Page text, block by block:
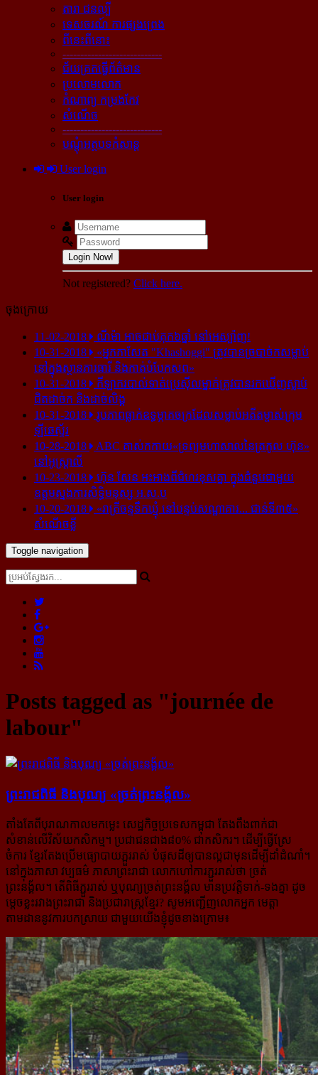
តារា ជនល្បី
ទេសចរណ៍ ការផ្សងព្រេង
ពីនេះពីនោះ
----------------------------
ជ័យគ្រតធ្វើព័ត៌មាន
ប្រលោមលោក
កំណាព្យ កម្រងកែវ
សំណើច
----------------------------
បណ្ដុំអត្ថបទកំសាន្ដ
User login
User login
Login Now!
Not registered? Click here.
ចុងក្រោយ
11-02-2018
ណីម៉ា អាច​ជាប់​គុក​៦ឆ្នាំ នៅ​អេស្ប៉ាញ!
10-31-2018
«អ្នក​កាសែត "Khashoggi" ត្រូវ​បាន​ច្របាច់ក​សម្លាប់​
នៅ​ក្នុង​ស្ថាន​ភារធារី និង​កាត់​បំបែក​សព»
10-31-2018
កីឡាករ​បាល់ទាត់​ប្រេស៊ីល​ម្នាក់​ត្រូវ​បាន​រក​ឃើញ​ស្លាប់​
ជិត​ដាច់ក និង​ដាច់​លិង្គ
10-31-2018
រូបភាព​ធ្លាក់​ឧទ្ធម្ភាគចក្រ​ដែល​សម្លាប់​អតីត​ម្ចាស់​ក្រុម​
ឡីឆេស្ទ័រ
10-28-2018
ABC គាស់​កកាយ​«ទ្រព្យមហាសាល​នៃ​ត្រកូល ហ៊ុន»​
នៅ​អូស្ត្រាលី
10-23-2018
ហ៊ុន សែន អះអាង​ពី​ជំហរ​ខុស​គ្នា ក្នុង​ជំនួប​ជាមួយ​
ឧត្តម​ស្នងការ​សិទ្ធិ​មនុស្ស អ.ស.ប
10-20-2018
«រាត្រីចន្ទទឹកឃ្មុំ នៅបន្ទប់សណ្ឋាគារ... ជាន់ទី៣៥»
សំណើចខ្លី
Toggle navigation
Posts tagged as "journée de
labour"
ព្រះរាជពិធី និងបុណ្យ «ច្រត់ព្រះនង្គ័ល»
តាំងតែពីបុរាណកាលមកម្លេះ សេដ្ឋកិច្ចប្រទេសកម្ពុជា តែងពឹងពាក់ជា
សំខាន់លើវិស័យកសិកម្ម។ ប្រជាជនជាង៨០% ជាកសិករ។ ដើម្បីធ្វើស្រែ
ចំការ ខ្មែរតែងប្រើមធ្យោបាយភ្ពួររាស់ បំផុសដីឲ្យបានល្អជាមុនដើម្បីដាំដំណាំ។
នៅក្នុងភាសា វប្បធម៌ ភាសាព្រះរាជា លោកហៅការភ្ជួររាស់ថា ច្រត់
ព្រះនង្គ័ល។ តើពិធីភ្ជួររាស់ ឬបុណ្យច្រត់ព្រះនង្គ័ល មានប្រវត្តិ​ទាក់-​ទងគ្នា ដូច
ម្តេចខ្លះរវាងព្រះរាជា និងប្រជារាស្ត្រខ្មែរ? សូមអញ្ជើញលោកអ្នក មេត្តា
តាមដាននូវការបកស្រាយ ជាមួយ​យើងខ្ញុំដូចខាងក្រោម៖